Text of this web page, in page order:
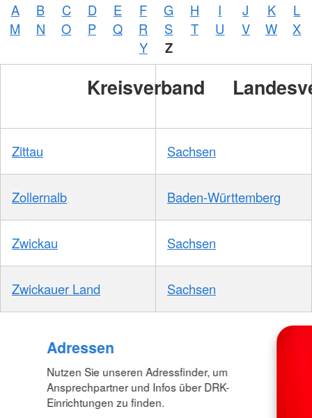
A B C D E F G H I J K
L
M
N O P Q R S T U V W
X
Y
Z
Kreisverband
Zittau Sachsen
Zollernalb Baden-Württemberg
Zwickau Sachsen
Zwickauer Land Sachsen
Adressen
Nutzen Sie unseren Adressfinder, um
Ansprechpartner und Infos über DRK-
Einrichtungen zu finden.